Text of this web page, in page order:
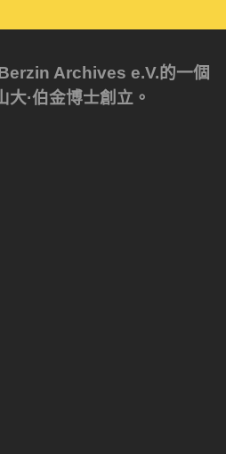
Archives e.V.的一個
大·伯金博士創立。